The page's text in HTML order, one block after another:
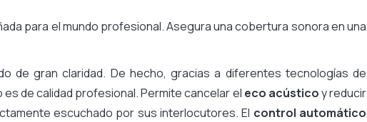
para el mundo profesional. Asegura una cobertura sonora en una
de gran claridad. De hecho, gracias a diferentes tecnologías de
de calidad profesional. Permite cancelar el eco acústicoy reducir
escuchado por sus interlocutores. El control automático